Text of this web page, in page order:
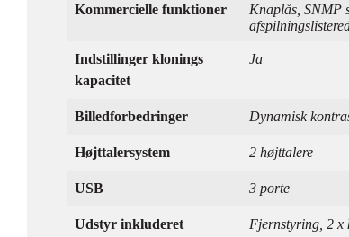
Kommercielle funktioner
Knaplås, SNMP
Indstillinger klonings
kapacitet
Ja
Billedforbedringer Dynamisk
Højttalersystem 2 højttalere
USB 3 porte
Udstyr inkluderet Fjernstyring, 2 x